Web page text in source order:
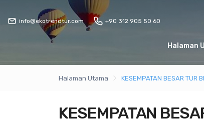
info@ekotrendtur.com +90 312 905 50 60
Halaman
Halaman Utama KESEMPATAN BESAR TUR
KESEMPATAN